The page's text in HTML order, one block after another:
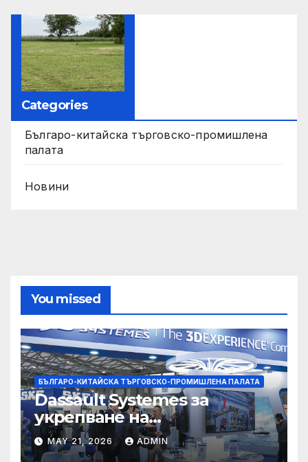
Categories
Българо-китайска търговско-промишлена
палата
Новини
You missed
БЪЛГАРО-КИТАЙСКА ТЪРГОВСКО-ПРОМИШЛЕНА ПАЛАТА
Dassault Systemes за
укрепване на
изграждането на AI
екосистема в Китай
MAY 21, 2026 ADMIN